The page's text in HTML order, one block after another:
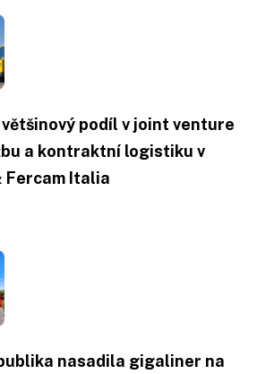
podíl v joint venture
a kontraktní logistiku v
Fercam Italia
nasadila gigaliner na